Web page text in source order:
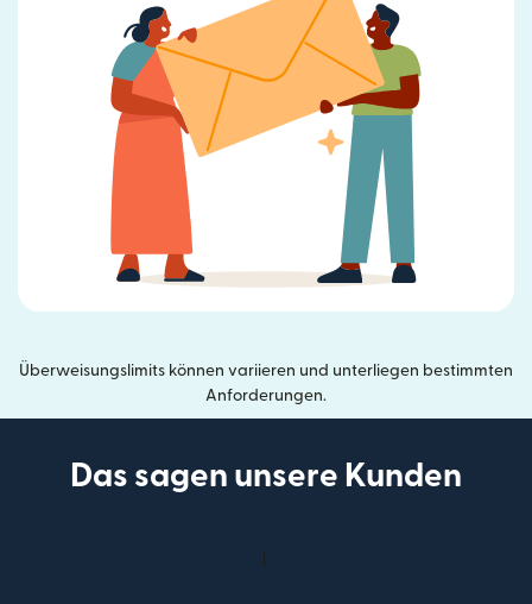
Überweisungslimits können variieren und unterliegen bestimmten
Anforderungen.
Das sagen unsere Kunden